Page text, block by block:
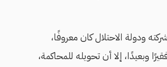
ودولة الاحتلال كان معروفًا،
وبعيدًا، إلا أن تحويله للمحاكمة،